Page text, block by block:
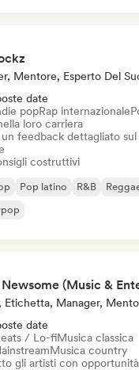
Mentore, Esperto Del
date
popRap internazionale
loro carriera
feedback dettagliato
costruttivi
Pop latino R&B
Etichetta, Manager,
date
/ Lo-fiMusica classica
Musica country
gli artisti con